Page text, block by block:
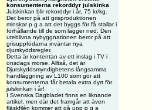
konsumenterna rekorddyr julskinka
Julskinkan blir rekorddyr i år, 75 kr/kg.
Det beror på att grisproduktionen
minskar p g a att det byggs för få stallar i
förhållande till de som lägger ned. Den
uteblivna nybyggnationen beror på att
grisuppfödarna inväntar nya
djurskyddsregler.
Detta är kontentan av ett inslag i TV i
onsdags morse. Alltså, det är
Djurskyddsmyndighetens långsamma
handläggning av L100 som gör att
konsumenterna får betala extra dyrt för
julskinkan i år!
I Svenska Dagbladet finns en liknande
artikel, men där det framgår att även
fläskfilén kommer att gå upp p g a